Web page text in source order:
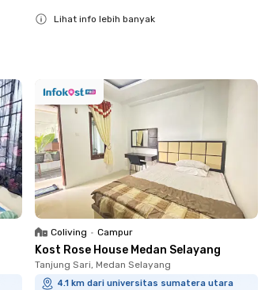
Lihat info lebih banyak
Coliving • Campur
Kost Rose House Medan Selayang
Tanjung Sari, Medan Selayang
4.1 km dari universitas sumatera utara